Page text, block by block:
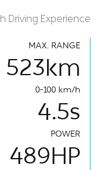
Driving Experience
POWER
489HP
0-100 km/h
4.5s
MAX. RANGE
523km